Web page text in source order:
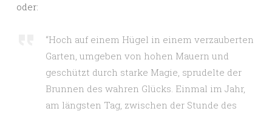
oder:
“Hoch auf einem Hügel in einem verzauberten
Garten, umgeben von hohen Mauern und
geschützt durch starke Magie, sprudelte der
Brunnen des wahren Glücks. Einmal im Jahr,
am längsten Tag, zwischen der Stunde des